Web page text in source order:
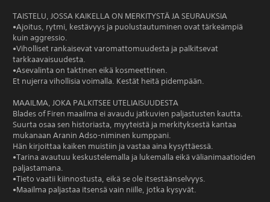
TAISTELU, JOSSA KAIKELLA ON MERKITYSTÄ JA SEURAUKSIA
•Ajoitus, rytmi, kestävyys ja puolustautuminen ovat tärkeämpiä
kuin aggressio.
•Viholliset rankaisevat varomattomuudesta ja palkitsevat
tarkkaavaisuudesta.
•Asevalinta on taktinen eikä kosmeettinen.
Et nujerra vihollisia voimalla. Kestät heitä pidempään.
MAAILMA, JOKA PALKITSEE UTELIAISUUDESTA
Blades of Firen maailma ei avaudu jatkuvien paljastusten kautta.
Suurta osaa sen historiasta, myyteistä ja merkityksestä kantaa
mukanaan Aranin Adso-niminen kumppani.
Hän kirjoittaa kaiken muistiin ja vastaa aina kysyttäessä.
•Tarina avautuu keskustelemalla ja lukemalla eikä välianimaatioiden
paljastamana.
•Tieto vaatii kiinnostusta, eikä se ole itsestäänselvyys.
•Maailma paljastaa itsensä vain niille, jotka kysyvät.